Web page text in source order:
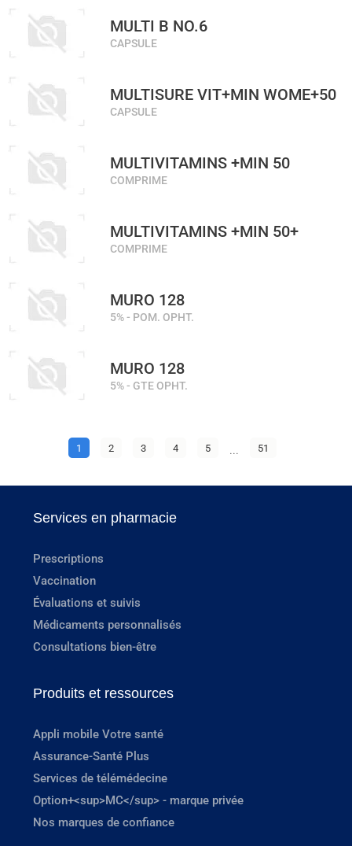
MULTI B NO.6
CAPSULE
MULTISURE VIT+MIN WOME+50
CAPSULE
MULTIVITAMINS +MIN 50
COMPRIME
MULTIVITAMINS +MIN 50+
COMPRIME
MURO 128
5% - POM. OPHT.
MURO 128
5% - GTE OPHT.
1 2 3 4 5 ... 51
Services en pharmacie
Prescriptions
Vaccination
Évaluations et suivis
Médicaments personnalisés
Consultations bien-être
Produits et ressources
Appli mobile Votre santé
Assurance-Santé Plus
Services de télémédecine
Option+<sup>MC</sup> - marque privée
Nos marques de confiance